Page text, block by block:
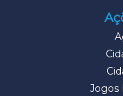
Jogos